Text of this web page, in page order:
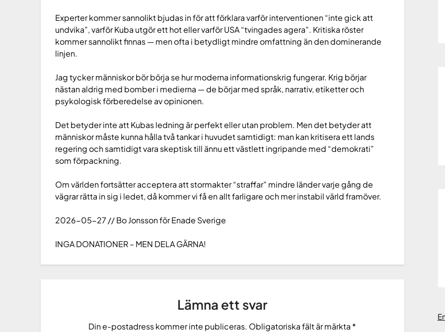
Experter kommer sannolikt bjudas in för att förklara varför interventionen “inte gick att
undvika”, varför Kuba utgör ett hot eller varför USA “tvingades agera”. Kritiska röster
kommer sannolikt finnas — men ofta i betydligt mindre omfattning än den dominerande
linjen.
Jag tycker människor bör börja se hur moderna informationskrig fungerar. Krig börjar
nästan aldrig med bomber i medierna — de börjar med språk, narrativ, etiketter och
psykologisk förberedelse av opinionen.
Det betyder inte att Kubas ledning är perfekt eller utan problem. Men det betyder att
människor måste kunna hålla två tankar i huvudet samtidigt: man kan kritisera ett lands
regering och samtidigt vara skeptisk till ännu ett västlett ingripande med “demokrati”
som förpackning.
Om världen fortsätter acceptera att stormakter “straffar” mindre länder varje gång de
vägrar rätta in sig i ledet, då kommer vi få en allt farligare och mer instabil värld framöver.
2026-05-27 // Bo Jonsson för Enade Sverige
INGA DONATIONER – MEN DELA GÄRNA!
Lämna ett svar
Din e-postadress kommer inte publiceras. Obligatoriska fält är märkta *